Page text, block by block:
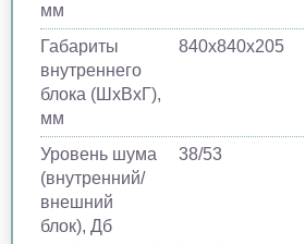
мм
Габариты
внутреннего
блока (ШхВхГ),
мм
840х840х205
Уровень шума
(внутренний/
внешний
блок), Дб
38/53